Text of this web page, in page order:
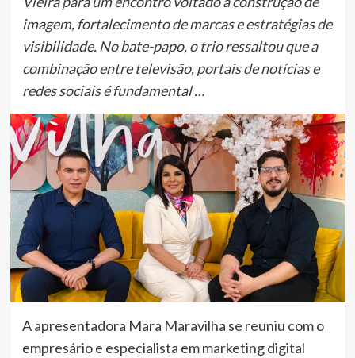
imagem, fortalecimento de marcas e estratégias de
visibilidade. No bate-papo, o trio ressaltou que a
combinação entre televisão, portais de notícias e
redes sociais é fundamental …
A apresentadora Mara Maravilha se reuniu com o
empresário e especialista em marketing digital